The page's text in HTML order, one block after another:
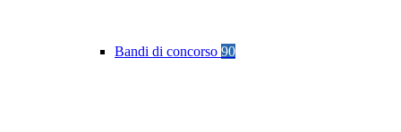
Bandi di concorso 90